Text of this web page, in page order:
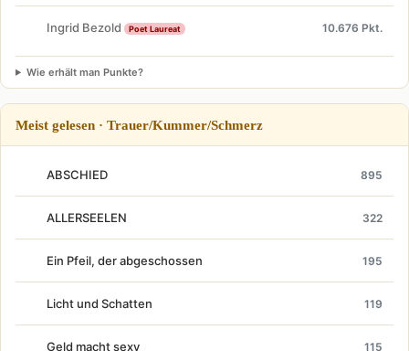
Ingrid Bezold Poet Laureat 10.676 Pkt.
Wie erhält man Punkte?
Meist gelesen · Trauer/Kummer/Schmerz
ABSCHIED 895
ALLERSEELEN 322
Ein Pfeil, der abgeschossen 195
Licht und Schatten 119
Geld macht sexy 115